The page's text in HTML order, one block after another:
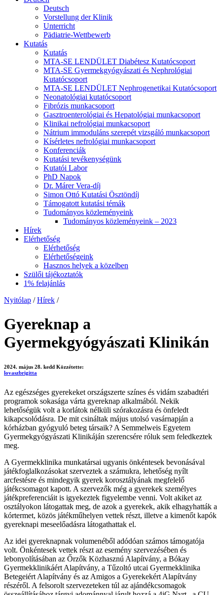
Deutsch
Vorstellung der Klinik
Unterricht
Pädiatrie-Wettbewerb
Kutatás
Kutatás
MTA-SE LENDÜLET Diabétesz Kutatócsoport
MTA-SE Gyermekgyógyászati és Nephrológiai
Kutatócsoport
MTA-SE LENDÜLET Nephrogenetikai Kutatócsoport
Neonatológiai kutatócsoport
Fibrózis munkacsoport
Gasztroenterológiai és Hepatológiai munkacsoport
Klinikai nefrológiai munkacsoport
Nátrium immoduláns szerepét vizsgáló munkacsoport
Kísérletes nefrológiai munkacsoport
Konferenciák
Kutatási tevékenységünk
Kutatói Labor
PhD Napok
Dr. Márer Vera-díj
Simon Ottó Kutatási Ösztöndíj
Támogatott kutatási témák
Tudományos közleményeink
Tudományos közleményeink – 2023
Hírek
Elérhetőség
Elérhetőség
Elérhetőségeink
Hasznos helyek a közelben
Szülői tájékoztatók
1% felajánlás
Nyitólap / Hírek /
Gyereknap a
Gyermekgyógyászati Klinikán
2024. május 28. kedd Közzétette:
lovaszbrigitta
Az egészséges gyerekeket országszerte színes és vidám szabadtéri
programok sokasága várta gyereknap alkalmából. Nekik
lehetőségük volt a korlátok nélküli szórakozásra és önfeledt
kikapcsolódásra. De mit csináltak május utolsó vasárnapján a
kórházban gyógyuló beteg társaik? A Semmelweis Egyetem
Gyermekgyógyászati Klinikáján szerencsére róluk sem feledkeztek
meg.
A Gyermekklinika munkatársai ugyanis önkéntesek bevonásával
játékfoglalkozásokat szerveztek a számukra, lehetőség nyílt
arcfestésre és mindegyik gyerek korosztályának megfelelő
játékcsomagot kapott. A szervezők még a gyerekek személyes
játékpreferenciáit is igyekeztek figyelembe venni. Volt akiket az
osztályokon látogattak meg, de azok a gyerekek, akik elhagyhatták a
kórtermet, közös játékműhelyen vettek részt, illetve a kimenőt kapók
gyereknapi meseelőadásra látogathattak el.
Az idei gyereknapnak volumenéből adódóan számos támogatója
volt. Önkéntesek vettek részt az esemény szervezésében és
lebonyolításában az Őrzők Közhasznú Alapítvány, a Bókay
Gyermekklinikáért Alapítvány, a Tűzoltó utcai Gyermekklinika
Betegeiért Alapítvány és az Amigos a Gyerekekért Alapítvány
részéről. A felsorolt szervezeteken túl az ajándékcsomagok